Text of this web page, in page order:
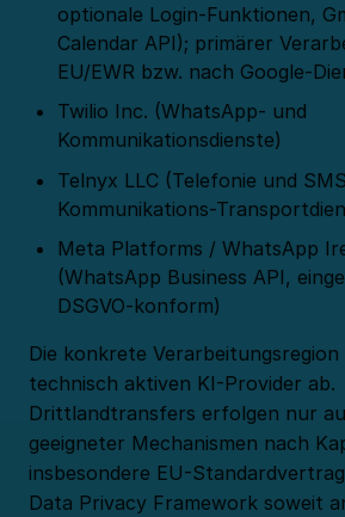
optionale Login-Funktionen,
Calendar API); primärer
EU/EWR bzw. nach Google-
Twilio Inc. (WhatsApp- und
Kommunikationsdienste)
Telnyx LLC (Telefonie und
Kommunikations-
Meta Platforms / WhatsApp
(WhatsApp Business API,
DSGVO-konform)
Die konkrete
technisch aktiven KI-Provider ab.
Drittlandtransfers erfolgen nur
geeigneter Mechanismen nach
insbesondere EU-
Data Privacy Framework soweit